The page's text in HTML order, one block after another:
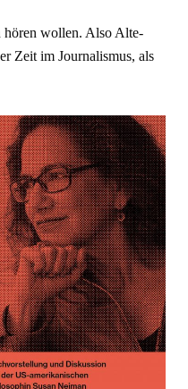
hören wollen. Also Alte-
Zeit im Journalismus, als